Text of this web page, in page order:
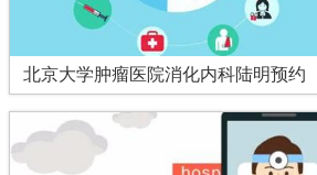
北京大学肿瘤医院消化内科陆明预约